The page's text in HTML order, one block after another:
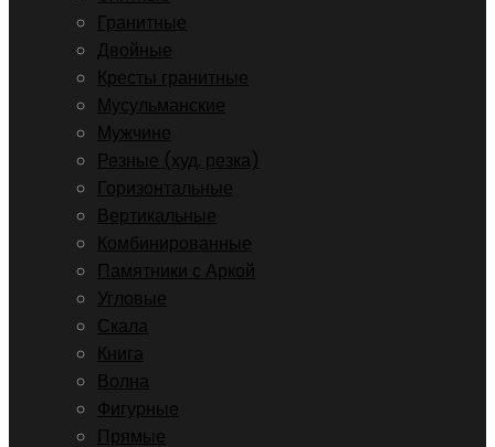
Гранитные
Двойные
Кресты гранитные
Мусульманские
Мужчине
Резные (худ. резка)
Горизонтальные
Вертикальные
Комбинированные
Памятники с Аркой
Угловые
Скала
Книга
Волна
Фигурные
Прямые